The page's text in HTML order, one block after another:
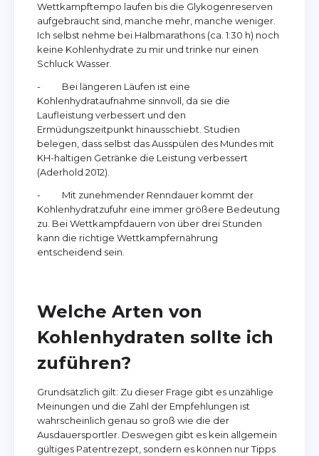
Wettkampftempo laufen bis die Glykogenreserven
aufgebraucht sind, manche mehr, manche weniger.
Ich selbst nehme bei Halbmarathons (ca. 1:30 h) noch
keine Kohlenhydrate zu mir und trinke nur einen
Schluck Wasser.
- Bei längeren Läufen ist eine
Kohlenhydrataufnahme sinnvoll, da sie die
Laufleistung verbessert und den
Ermüdungszeitpunkt hinausschiebt. Studien
belegen, dass selbst das Ausspülen des Mundes mit
KH-haltigen Getränke die Leistung verbessert
(Aderhold 2012).
- Mit zunehmender Renndauer kommt der
Kohlenhydratzufuhr eine immer größere Bedeutung
zu. Bei Wettkampfdauern von über drei Stunden
kann die richtige Wettkampfernährung
entscheidend sein.
Welche Arten von
Kohlenhydraten sollte ich
zuführen?
Grundsätzlich gilt: Zu dieser Frage gibt es unzählige
Meinungen und die Zahl der Empfehlungen ist
wahrscheinlich genau so groß wie die der
Ausdauersportler. Deswegen gibt es kein allgemein
gültiges Patentrezept, sondern es können nur Tipps